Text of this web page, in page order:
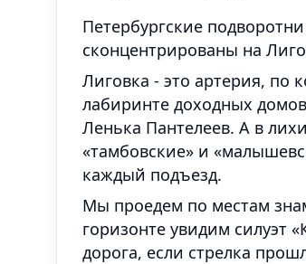
Петербургские
сконцентрированы на
Лиговка - это артерия, по
лабиринте доходных
Ленька Пантелеев. А в
«тамбовские» и
каждый подъезд.
Мы проедем по местам
горизонте увидим силуэт
дорога, если стрелка